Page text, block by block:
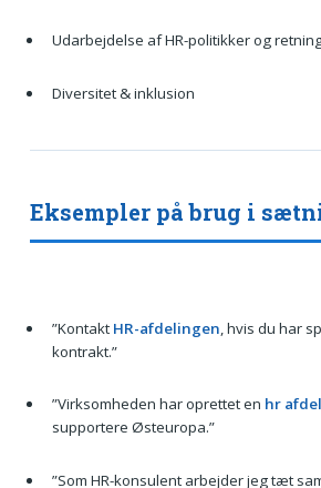
Udarbejdelse af HR-politikker og
Diversitet & inklusion
Eksempler på brug i
”Kontakt HR-afdelingen , hvis du har
kontrakt.”
”Virksomheden har oprettet en hr
supportere Østeuropa.”
”Som HR-konsulent arbejder jeg tæt